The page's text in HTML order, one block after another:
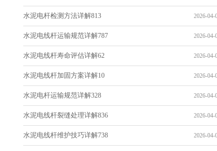
水泥电杆检测方法详解813 2026-04-
水泥电线杆运输规范详解787 2026-04-
水泥电线杆寿命评估详解62 2026-04-
水泥电线杆加固方案详解10 2026-04-
水泥电杆运输规范详解328 2026-04-
水泥电线杆裂缝处理详解836 2026-04-
水泥电线杆维护技巧详解738 2026-04-